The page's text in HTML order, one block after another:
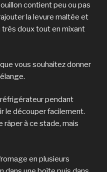
contient peu ou pas
la levure maltée et
très doux tout en mixant
vous souhaitez donner
pendant
le découper facilement.
râper à ce stade, mais
en plusieurs